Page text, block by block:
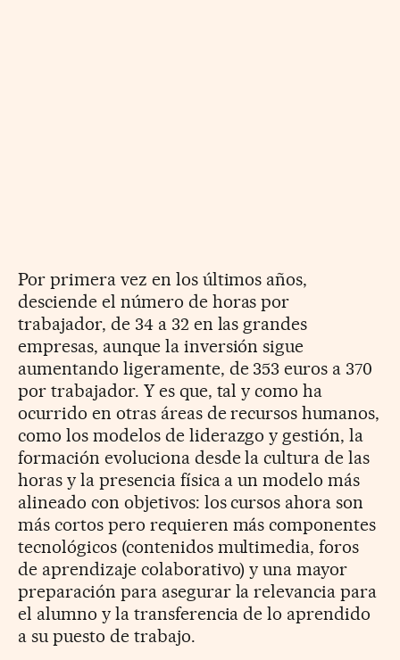
Por primera vez en los últimos años,
desciende el número de horas por
trabajador, de 34 a 32 en las grandes
empresas, aunque la inversión sigue
aumentando ligeramente, de 353 euros a 370
por trabajador. Y es que, tal y como ha
ocurrido en otras áreas de recursos humanos,
como los modelos de liderazgo y gestión, la
formación evoluciona desde la cultura de las
horas y la presencia física a un modelo más
alineado con objetivos: los cursos ahora son
más cortos pero requieren más componentes
tecnológicos (contenidos multimedia, foros
de aprendizaje colaborativo) y una mayor
preparación para asegurar la relevancia para
el alumno y la transferencia de lo aprendido
a su puesto de trabajo.